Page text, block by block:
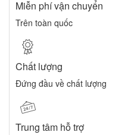
Miễn phí vận chuyển
Trên toàn quốc
Chất lượng
Đứng đầu về chất lượng
Trung tâm hỗ trợ